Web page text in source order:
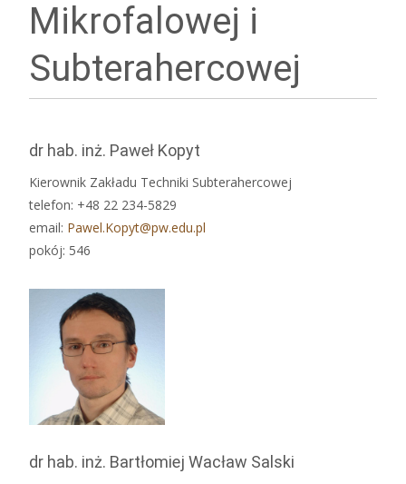
Mikrofalowej i
Subterahercowej
dr hab. inż. Paweł Kopyt
Kierownik Zakładu Techniki Subterahercowej
telefon: +48 22 234-5829
email: Pawel.Kopyt@pw.edu.pl
pokój: 546
dr hab. inż. Bartłomiej Wacław Salski